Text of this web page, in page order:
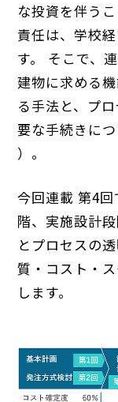
な投資を伴う
責任は、学校
す。 そこで、
建物に求める
る手法と、プ
要な手続きに
）。
今回連載 第4
階、実施設計
とプロセスの
質・コスト・
します。